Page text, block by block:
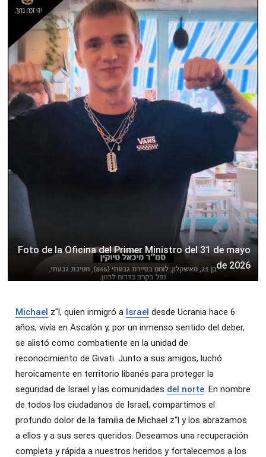
Foto de la Oficina del Primer Ministro del 31 de mayo
de 2026
Michael z"l, quien inmigró a Israel desde Ucrania hace 6
años, vivía en Ascalón y, por un inmenso sentido del deber,
se alistó como combatiente en la unidad de
reconocimiento de Givati. Junto a sus amigos, luchó
heroicamente en territorio libanés para proteger la
seguridad de Israel y las comunidades del norte. En nombre
de todos los ciudadanos de Israel, compartimos el
profundo dolor de la familia de Michael z"l y los abrazamos
a ellos y a sus seres queridos. Deseamos una recuperación
completa y rápida a nuestros heridos y fortalecemos a los